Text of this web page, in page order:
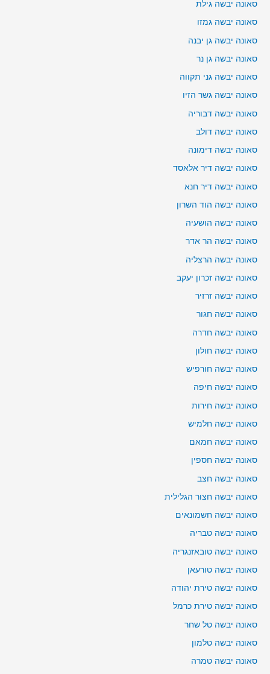
סאונה יבשה גילת
סאונה יבשה גמזו
סאונה יבשה גן יבנה
סאונה יבשה גן נר
סאונה יבשה גני תקווה
סאונה יבשה גשר הזיו
סאונה יבשה דבוריה
סאונה יבשה דולב
סאונה יבשה דימונה
סאונה יבשה דיר אלאסד
סאונה יבשה דיר חנא
סאונה יבשה הוד השרון
סאונה יבשה הושעיה
סאונה יבשה הר אדר
סאונה יבשה הרצליה
סאונה יבשה זכרון יעקב
סאונה יבשה זרזיר
סאונה יבשה חגור
סאונה יבשה חדרה
סאונה יבשה חולון
סאונה יבשה חורפיש
סאונה יבשה חיפה
סאונה יבשה חירות
סאונה יבשה חלמיש
סאונה יבשה חמאם
סאונה יבשה חספין
סאונה יבשה חצב
סאונה יבשה חצור הגלילית
סאונה יבשה חשמונאים
סאונה יבשה טבריה
סאונה יבשה טובאזנגריה
סאונה יבשה טורעאן
סאונה יבשה טירת יהודה
סאונה יבשה טירת כרמל
סאונה יבשה טל שחר
סאונה יבשה טלמון
סאונה יבשה טמרה